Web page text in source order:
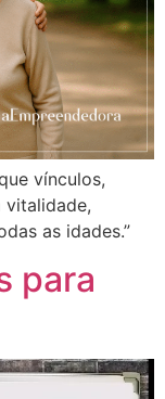
vínculos,
vitalidade,
as idades.”
para